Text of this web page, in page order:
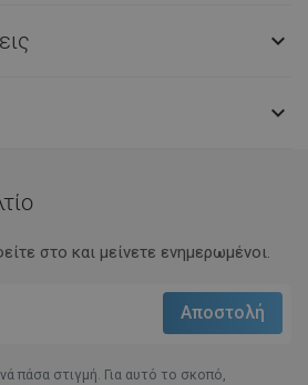


στο και μείνετε ενημερωμένοι.
πάσα στιγμή. Για αυτό το σκοπό,